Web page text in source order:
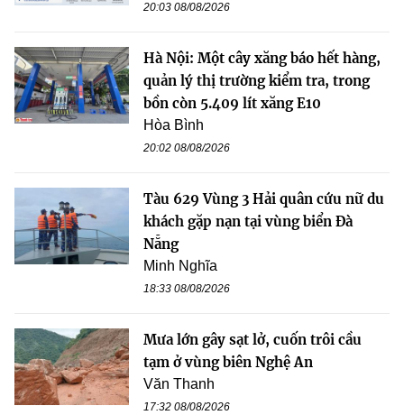
20:03 08/08/2026
Hà Nội: Một cây xăng báo hết hàng,
quản lý thị trường kiểm tra, trong
bồn còn 5.409 lít xăng E10
Hòa Bình
20:02 08/08/2026
Tàu 629 Vùng 3 Hải quân cứu nữ du
khách gặp nạn tại vùng biển Đà
Nẵng
Minh Nghĩa
18:33 08/08/2026
Mưa lớn gây sạt lở, cuốn trôi cầu
tạm ở vùng biên Nghệ An
Văn Thanh
17:32 08/08/2026